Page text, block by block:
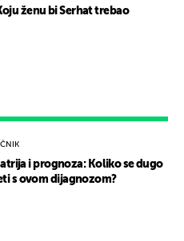
i prognoza: Koliko se dugo
s ovom dijagnozom?
ženu bi Serhat trebao